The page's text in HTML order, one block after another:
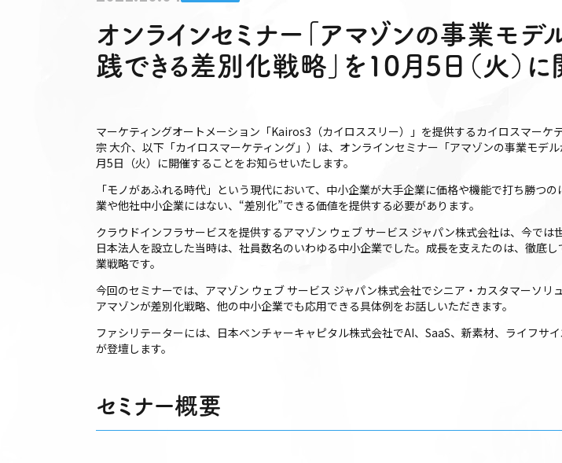
オンラインセミナー「アマゾンの事業モ
践できる差別化戦略」を10月5日（火）に
マーケティングオートメーション「Kairos3（カイロススリー）」を提供するカイロスマーケ
宗 大介、以下「カイロスマーケティング」）は、オンラインセミナー「アマゾンの事業モデ
月5日（火）に開催することをお知らせいたします。
「モノがあふれる時代」という現代において、中小企業が大手企業に価格や機能で打ち勝つ
業や他社中小企業にはない、“差別化”できる価値を提供する必要があります。
クラウドインフラサービスを提供するアマゾン ウェブ サービス ジャパン株式会社は、今で
日本法人を設立した当時は、社員数名のいわゆる中小企業でした。成長を支えたのは、徹底
業戦略です。
今回のセミナーでは、アマゾン ウェブ サービス ジャパン株式会社でシニア・カスタマーソリ
アマゾンが差別化戦略、他の中小企業でも応用できる具体例をお話しいただきます。
ファシリテーターには、日本ベンチャーキャピタル株式会社でAI、SaaS、新素材、ライフサ
が登壇します。
セミナー概要